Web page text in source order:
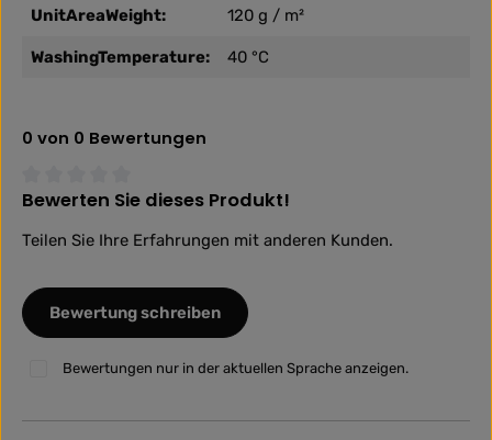
UnitAreaWeight: 120 g / m²
WashingTemperature: 40 °C
0 von 0 Bewertungen
Durchschnittliche Bewertung von 0 von 5 Sternen
Bewerten Sie dieses Produkt!
Teilen Sie Ihre Erfahrungen mit anderen Kunden.
Bewertung schreiben
Bewertungen nur in der aktuellen Sprache anzeigen.